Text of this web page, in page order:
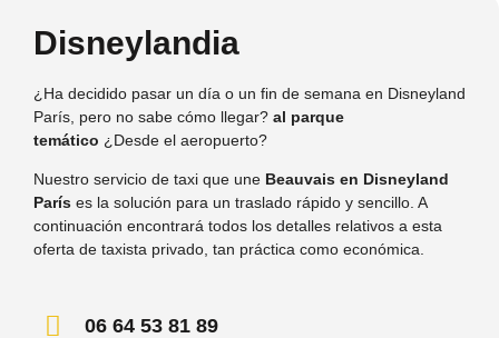
Disneylandia
¿Ha decidido pasar un día o un fin de semana en Disneyland
París, pero no sabe cómo llegar? al parque
temático ¿Desde el aeropuerto?
Nuestro servicio de taxi que une Beauvais en Disneyland
París es la solución para un traslado rápido y sencillo. A
continuación encontrará todos los detalles relativos a esta
oferta de taxista privado, tan práctica como económica.
06 64 53 81 89